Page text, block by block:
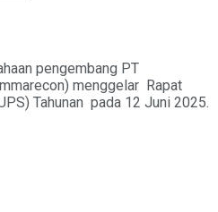
pengembang PT
menggelar Rapat
Tahunan pada 12 Juni 2025.